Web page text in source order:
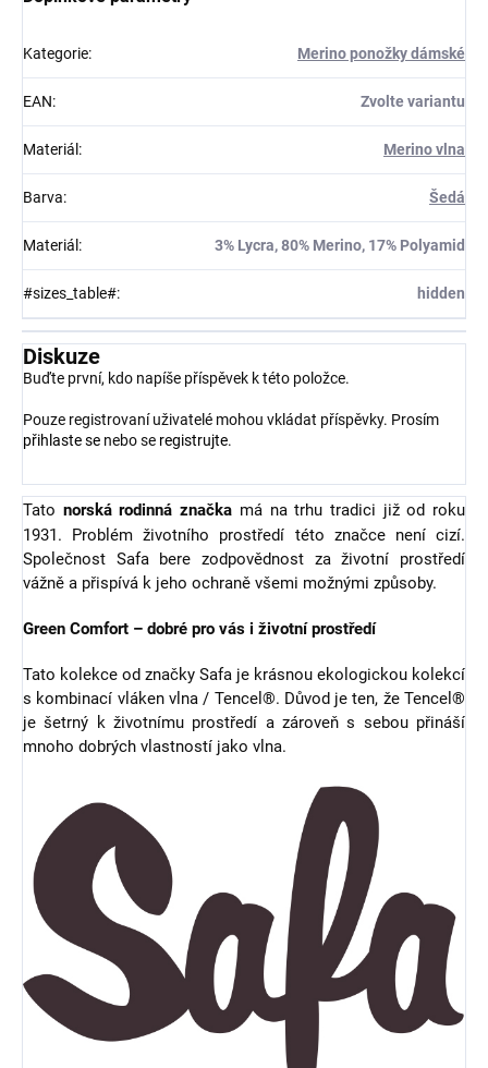
Kategorie: Merino ponožky dámské
EAN: Zvolte variantu
Materiál : Merino vlna
Barva: Šedá
Materiál : 3% Lycra, 80% Merino, 17% Polyamid
#sizes_table#: hidden
Diskuze
Buďte první, kdo napíše příspěvek k této položce.
Pouze registrovaní uživatelé mohou vkládat příspěvky. Prosím
přihlaste se nebo se registrujte.
Tato norská rodinná značka má na trhu tradici již od roku
1931. Problém životního prostředí této značce není cizí.
Společnost Safa bere zodpovědnost za životní prostředí
vážně a přispívá k jeho ochraně všemi možnými způsoby.
Green Comfort – dobré pro vás i životní prostředí
Tato kolekce od značky Safa je krásnou ekologickou kolekcí
s kombinací vláken vlna / Tencel®. Důvod je ten, že Tencel®
je šetrný k životnímu prostředí a zároveň s sebou přináší
mnoho dobrých vlastností jako vlna.